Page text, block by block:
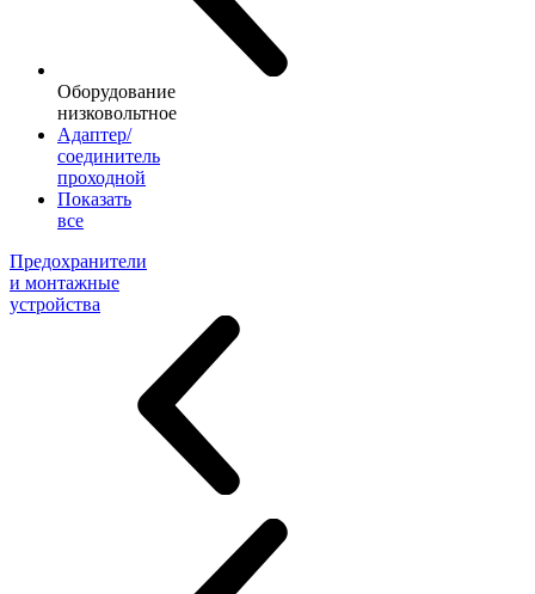
Оборудование
низковольтное
Адаптер/
соединитель
проходной
Показать
все
Предохранители
и монтажные
устройства